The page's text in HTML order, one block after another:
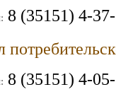
8 (35151) 4-
8 (35151) 4-